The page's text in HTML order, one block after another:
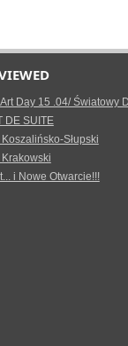
Day 15 .04/ Światowy
DE SUITE
Słupski
i Nowe Otwarcie!!!